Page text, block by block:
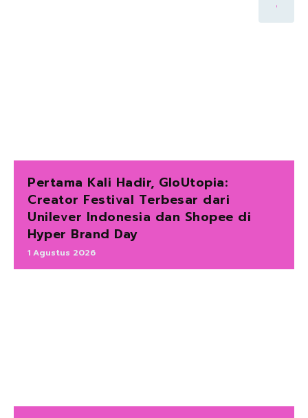
Pertama Kali Hadir, GloUtopia:
Creator Festival Terbesar dari
Unilever Indonesia dan Shopee di
Hyper Brand Day
1 Agustus 2026